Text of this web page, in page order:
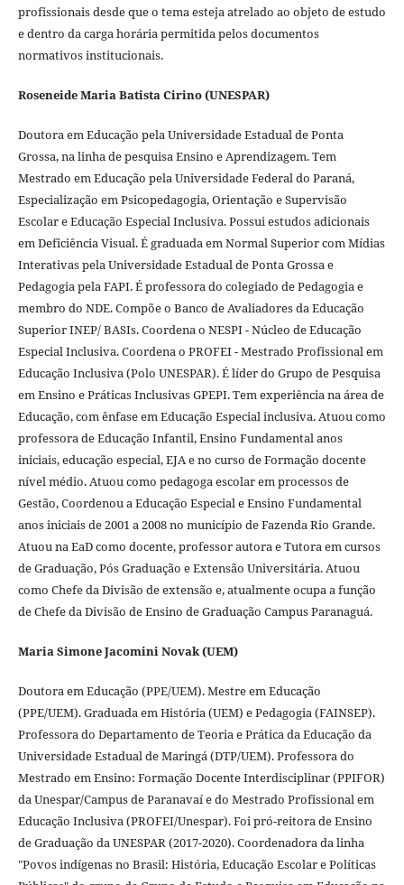
profissionais desde que o tema esteja atrelado ao objeto de estudo
e dentro da carga horária permitida pelos documentos
normativos institucionais.
Roseneide Maria Batista Cirino (UNESPAR)
Doutora em Educação pela Universidade Estadual de Ponta
Grossa, na linha de pesquisa Ensino e Aprendizagem. Tem
Mestrado em Educação pela Universidade Federal do Paraná,
Especialização em Psicopedagogia, Orientação e Supervisão
Escolar e Educação Especial Inclusiva. Possui estudos adicionais
em Deficiência Visual. É graduada em Normal Superior com Mídias
Interativas pela Universidade Estadual de Ponta Grossa e
Pedagogia pela FAPI. É professora do colegiado de Pedagogia e
membro do NDE. Compõe o Banco de Avaliadores da Educação
Superior INEP/ BASIs. Coordena o NESPI - Núcleo de Educação
Especial Inclusiva. Coordena o PROFEI - Mestrado Profissional em
Educação Inclusiva (Polo UNESPAR). É líder do Grupo de Pesquisa
em Ensino e Práticas Inclusivas GPEPI. Tem experiência na área de
Educação, com ênfase em Educação Especial inclusiva. Atuou como
professora de Educação Infantil, Ensino Fundamental anos
iniciais, educação especial, EJA e no curso de Formação docente
nível médio. Atuou como pedagoga escolar em processos de
Gestão, Coordenou a Educação Especial e Ensino Fundamental
anos iniciais de 2001 a 2008 no município de Fazenda Rio Grande.
Atuou na EaD como docente, professor autora e Tutora em cursos
de Graduação, Pós Graduação e Extensão Universitária. Atuou
como Chefe da Divisão de extensão e, atualmente ocupa a função
de Chefe da Divisão de Ensino de Graduação Campus Paranaguá.
Maria Simone Jacomini Novak (UEM)
Doutora em Educação (PPE/UEM). Mestre em Educação
(PPE/UEM). Graduada em História (UEM) e Pedagogia (FAINSEP).
Professora do Departamento de Teoria e Prática da Educação da
Universidade Estadual de Maringá (DTP/UEM). Professora do
Mestrado em Ensino: Formação Docente Interdisciplinar (PPIFOR)
da Unespar/Campus de Paranavaí e do Mestrado Profissional em
Educação Inclusiva (PROFEI/Unespar). Foi pró-reitora de Ensino
de Graduação da UNESPAR (2017-2020). Coordenadora da linha
"Povos indígenas no Brasil: História, Educação Escolar e Políticas